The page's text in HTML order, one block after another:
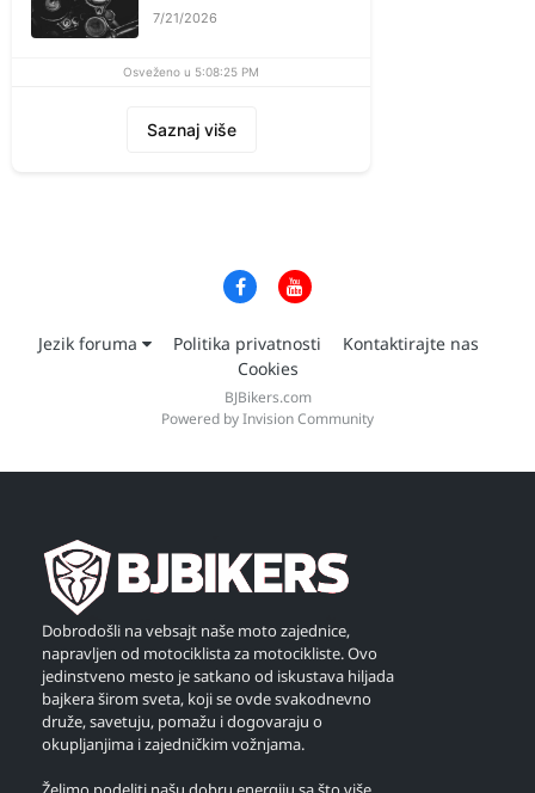
7/21/2026
Osveženo u 5:08:25 PM
Saznaj više
Jezik foruma Politika privatnosti
Kontaktirajte nas
Cookies
BJBikers.com
Powered by Invision Community
Dobrodošli na vebsajt naše moto zajednice,
napravljen od motociklista za motocikliste. Ovo
jedinstveno mesto je satkano od iskustava hiljada
bajkera širom sveta, koji se ovde svakodnevno
druže, savetuju, pomažu i dogovaraju o
okupljanjima i zajedničkim vožnjama.